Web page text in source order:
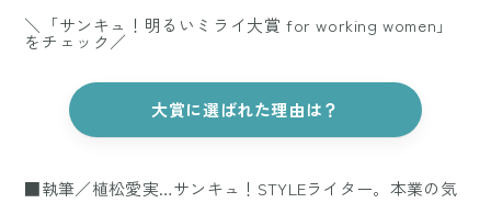
＼「サンキュ！明るいミライ大賞 for working women」
をチェック／
大賞に選ばれた理由は？
■執筆／植松愛実…サンキュ！STYLEライター。本業の気